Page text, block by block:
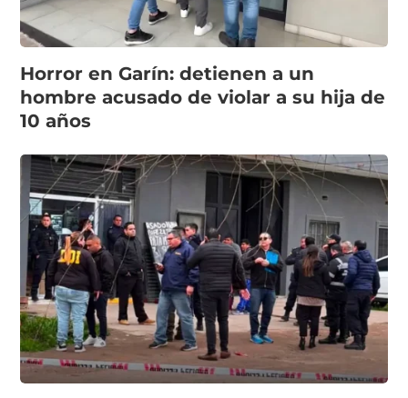
Horror en Garín: detienen a un
hombre acusado de violar a su hija de
10 años